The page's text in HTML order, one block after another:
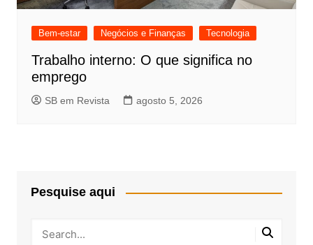
Bem-estar Negócios e Finanças Tecnologia
Trabalho interno: O que significa no
emprego
SB em Revista agosto 5, 2026
Pesquise aqui